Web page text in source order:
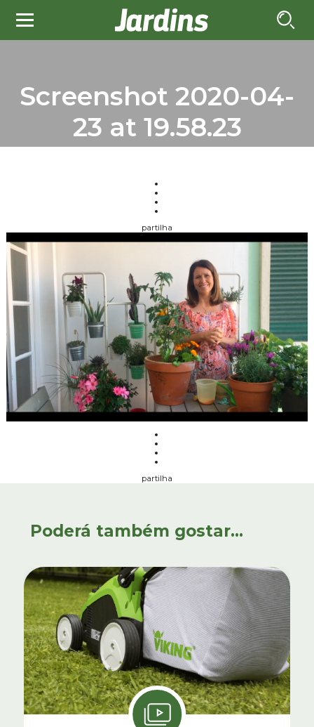
Screenshot 2020-04-
23 at 19.58.23
partilha
partilha
Poderá também gostar...